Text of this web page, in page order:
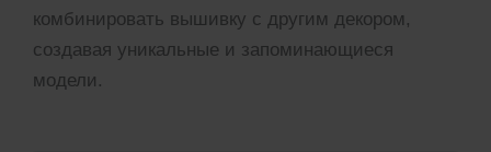
комбинировать вышивку с другим декором,
создавая уникальные и запоминающиеся
модели.